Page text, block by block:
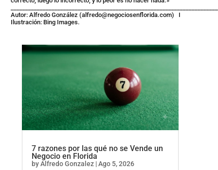
Autor: Alfredo González (alfredo@negociosenflorida.com) I
Ilustración: Bing Images.
7 razones por las qué no se Vende un
Negocio en Florida
byAlfredo Gonzalez|Ago 5, 2026